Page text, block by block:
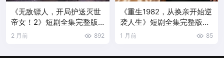
《无敌镖人，开局护送灭世
帝女！2》短剧全集完整版
免费观看
2 月前 892
《重生1982，从换亲开始逆
袭人生》短剧全集完整版免
费观看
1 月前 85